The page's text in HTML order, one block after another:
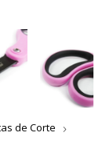
de Corte